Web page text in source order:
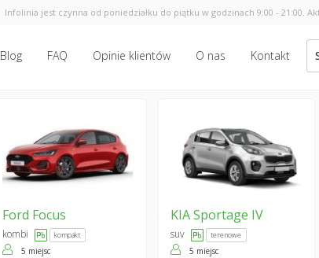
Infolinia jest czynna od poniedziałku do piątku w godzinach 9:00 - 21:00.
Blog FAQ Opinie klientów O nas Kontakt
Ford Focus
kombi kompakt
5 miejsc
KIASportage IV
suv terenowe
5 miejsc